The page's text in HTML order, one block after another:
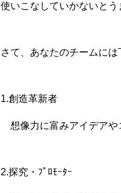
使いこなしていかないとう
さて、あなたのチームに
1.創造革新者
想像力に富みアイデアや
2.探究・ﾌﾟﾛﾓｰﾀｰ